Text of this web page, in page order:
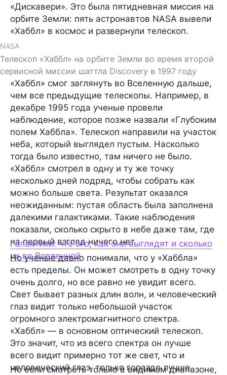
«Дискавери». Это была пятидневная миссия на
орбите Земли: пять астронавтов NASA вывели
«Хаббл» в космос и развернули телескоп.
NASA
Телескоп «Хаббл» на орбите Земли во время второй
сервисной миссии шаттла Discovery в 1997 году
«Хаббл» смог заглянуть во Вселенную дальше,
чем все предыдущие телескопы. Например, в
декабре 1995 года ученые провели
наблюдение, которое позже назвали «Глубоким
полем Хаббла». Телескоп направили на участок
неба, который выглядел пустым. Насколько
тогда было известно, там ничего не было.
«Хаббл» смотрел в одну и ту же точку
несколько дней подряд, чтобы собрать как
можно больше света. Результат оказался
неожиданным: пустая область была заполнена
далекими галактиками. Такие наблюдения
показали, сколько скрыто в небе даже там, где
на первый взгляд ничего нет.
Галактики: что это, как они выглядят и сколько
их во Вселенной
Но ученые давно понимали, что у «Хаббла»
есть пределы. Он может смотреть в одну точку
очень долго, но все равно не увидит всего.
Свет бывает разных длин волн, и человеческий
глаз видит только небольшой участок
огромного электромагнитного спектра.
«Хаббл» — в основном оптический телескоп.
Это значит, что из всего спектра он лучше
всего видит примерно тот же свет, что и
человеческий глаз, только гораздо лучше.
Но если смотреть только в видимом диапазоне,